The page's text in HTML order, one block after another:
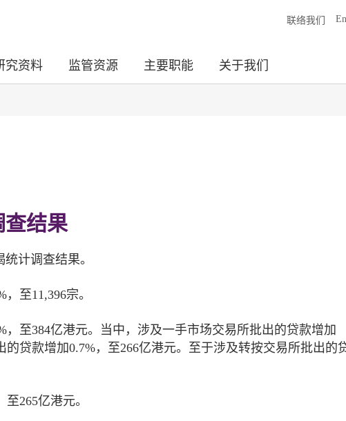
联络我们
究资料 监管资源 主要职能 关于我们
查结果
计调查结果。
至11,396宗。
，至384亿港元。当中，涉及一手市场交易所批出的贷款增加
贷款增加0.7%，至266亿港元。至于涉及转按交易所批出的
265亿港元。